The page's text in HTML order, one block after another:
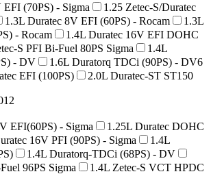
(70PS) - Sigma
1.25 Zetec-S/Duratec
1.3L Duratec 8V EFI (60PS) - Rocam
1.3L
- Rocam
1.4L Duratec 16V EFI DOHC
S PFI Bi-Fuel 80PS Sigma
1.4L
- DV
1.6L Duratorq TDCi (90PS) - DV6
EFI (100PS)
2.0L Duratec-ST ST150
EFI(60PS) - Sigma
1.25L Duratec DOHC
16V PFI (90PS) - Sigma
1.4L
1.4L Duratorq-TDCi (68PS) - DV
96PS Sigma
1.4L Zetec-S VCT HPDC